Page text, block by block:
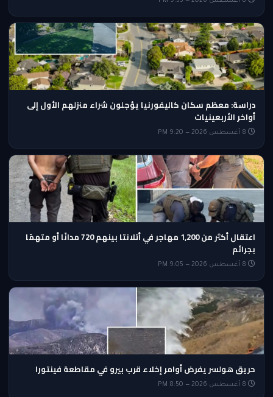
دراسة: معظم سكان كاليفورنيا يؤجلون شراء منزلهم الأول إلى
أواخر الأربعينيات
اعتقال أكثر من 1,200 مهاجر في أتلانتا بينهم 720 مدانًا أو متهمًا
بجرائم
حريق هولسر يفرض أوامر إخلاء قرب بيرو في مقاطعة فينتورا